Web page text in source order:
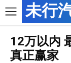
未行
12万以内
真正赢家